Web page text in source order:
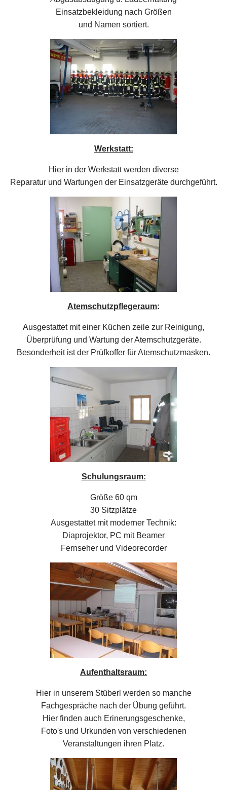
Einsatzbekleidung nach Größen
und Namen sortiert.
Werkstatt:
Hier in der Werkstatt werden diverse
Reparatur und Wartungen der Einsatzgeräte durchgeführt.
Atemschutzpflegeraum:
Ausgestattet mit einer Küchen zeile zur Reinigung,
Überprüfung und Wartung der Atemschutzgeräte.
Besonderheit ist der Prüfkoffer für Atemschutzmasken.
Schulungsraum:
Größe 60 qm
30 Sitzplätze
Ausgestattet mit moderner Technik:
Diaprojektor, PC mit Beamer
Fernseher und Videorecorder
Aufenthaltsraum:
Hier in unserem Stüberl werden so manche
Fachgespräche nach der Übung geführt.
Hier finden auch Erinerungsgeschenke,
Foto's und Urkunden von verschiedenen
Veranstaltungen ihren Platz.